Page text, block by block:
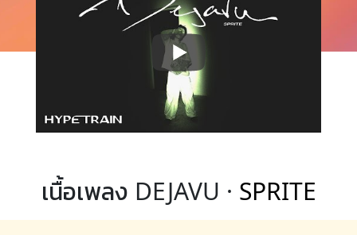
เนื้อเพลง DEJAVU · SPRITE